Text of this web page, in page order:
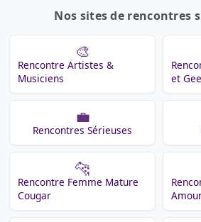
Nos sites de rencontres
🎨
Rencontre Artistes &
Musiciens
et
💼
Rencontres Sérieuses
🐆
Rencontre Femme Mature
Cougar